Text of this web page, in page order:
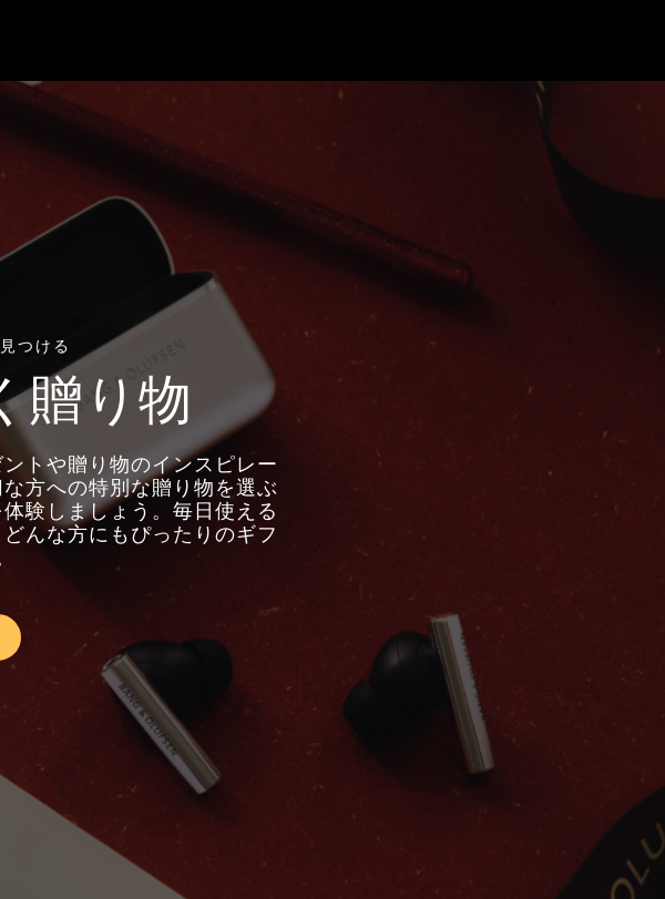
つける
贈り物
トや贈り物のインスピレー
方への特別な贈り物を選ぶ
験しましょう。毎日使える
んな方にもぴったりのギフ
in New Tab